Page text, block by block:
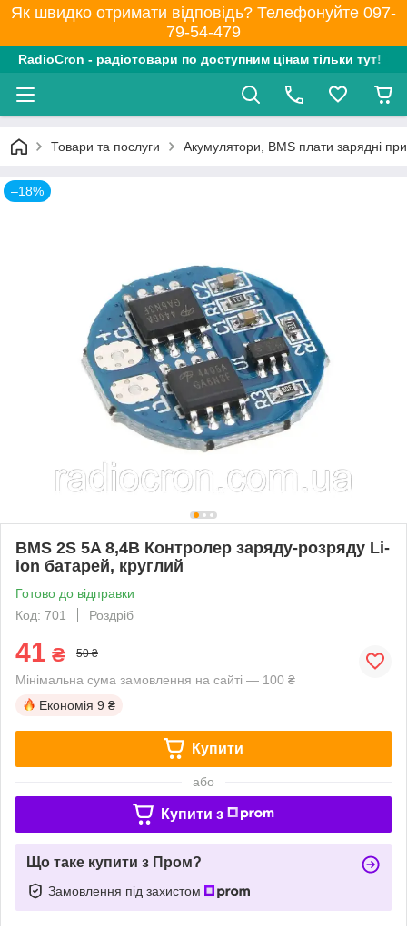
Як швидко отримати відповідь? Телефонуйте 097-
79-54-479
RadioCron - радіотовари по доступним цінам тільки тут!
Товари та послуги Акумулятори, BMS плати зарядні
–18%
BMS 2S 5A 8,4В Контролер заряду-розряду Li-
ion батарей, круглий
Готово до відправки
Код: 701
Роздріб
41 ₴ 50 ₴
Мінімальна сума замовлення на сайті — 100 ₴
Економія 9 ₴
Купити
або
Купити з
Що таке купити з Пром?
Замовлення під захистом